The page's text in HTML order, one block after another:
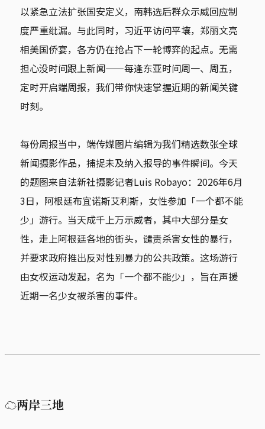
以紧急立法扩张国安定义，南韩选后群众示威回应制
度严重纰漏。与此同时，习近平访问平壤，郑丽文亮
相美国侨宴，各方仍在抢占下一轮博弈的起点。无需
担心没时间跟上新闻——每逢东亚时间周一、周五，
定时开启端周报，我们带你快速掌握近期的新闻关键
时刻。
每份周报当中，端传媒图片编辑为我们精选数张全球
新闻摄影作品，捕捉未及纳入报导的事件瞬间。今天
的题图来自法新社摄影记者Luis Robayo：2026年6月
3日，阿根廷布宜诺斯艾利斯，女性参加「一个都不能
少」游行。当天成千上万示威者，其中大部分是女
性，走上阿根廷各地的街头，谴责杀害女性的暴行，
并要求政府推出反对性别暴力的公共政策。这场游行
由女权运动发起，名为「一个都不能少」，旨在声援
近期一名少女被杀害的事件。
☁两岸三地